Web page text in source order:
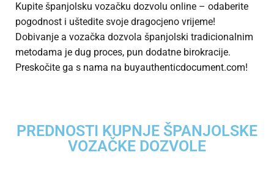
Kupite španjolsku vozačku dozvolu online – odaberite
pogodnost i uštedite svoje dragocjeno vrijeme!
Dobivanje a vozačka dozvola španjolski tradicionalnim
metodama je dug proces, pun dodatne birokracije.
Preskočite ga s nama na buyauthenticdocument.com!
PREDNOSTI KUPNJE ŠPANJOLSKE
VOZAČKE DOZVOLE